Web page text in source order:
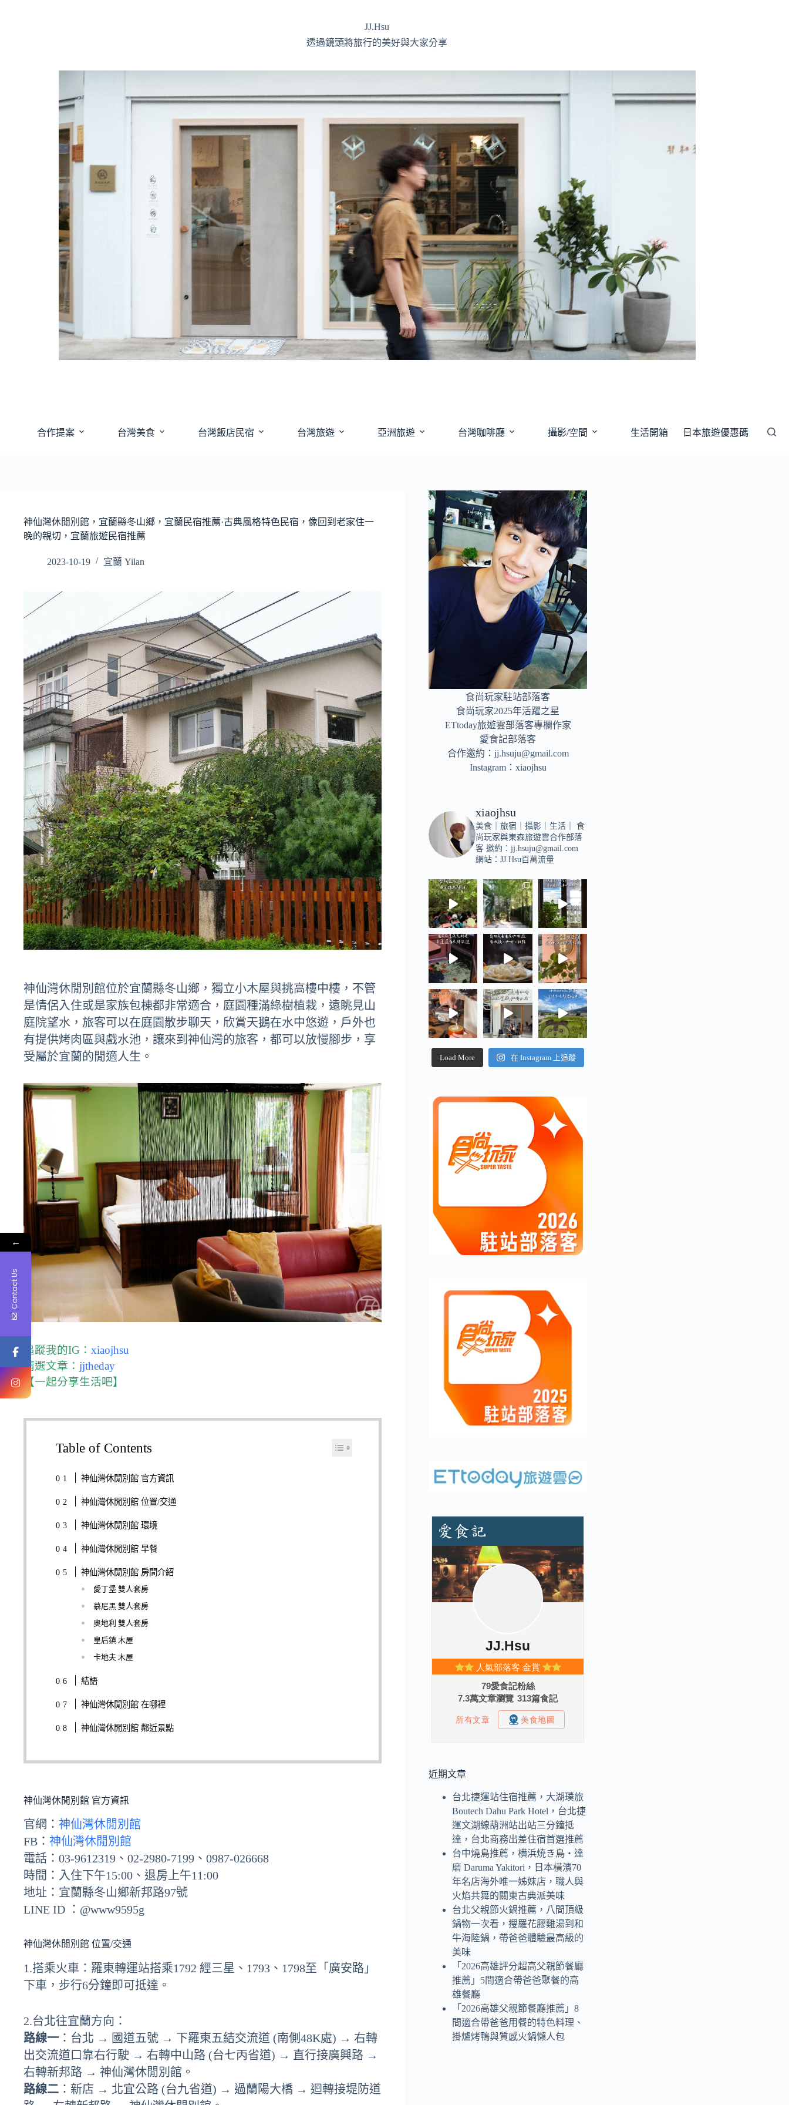
JJ.Hsu
透過鏡頭將旅行的美好與大家分享
合作提案 台灣美食 台灣飯店民宿 台灣旅遊 亞洲旅遊 台灣咖啡廳 攝影/空間 生活開箱 日本旅遊優惠碼
神仙灣休閒別館，宜蘭縣冬山鄉，宜蘭民宿推薦·古典風格特色民宿，像回到老家住一
晚的親切，宜蘭旅遊民宿推薦
2023-10-19 宜蘭 Yilan
神仙灣休閒別館位於宜蘭縣冬山鄉，獨立小木屋與挑高樓中樓，不管
是情侶入住或是家族包棟都非常適合，庭園種滿綠樹植栽，遠眺見山
庭院望水，旅客可以在庭園散步聊天，欣賞天鵝在水中悠遊，戶外也
有提供烤肉區與戲水池，讓來到神仙灣的旅客，都可以放慢腳步，享
受屬於宜蘭的閒適人生。
追蹤我的IG： xiaojhsu
精選文章： jjtheday
【一起分享生活吧】
Table of Contents
神仙灣休閒別館 官方資訊
神仙灣休閒別館 位置/交通
神仙灣休閒別館 環境
神仙灣休閒別館 早餐
神仙灣休閒別館 房間介紹
愛丁堡 雙人套房
慕尼黑 雙人套房
奧地利 雙人套房
皇后鎮 木屋
卡地夫 木屋
結語
神仙灣休閒別館 在哪裡
神仙灣休閒別館 鄰近景點
神仙灣休閒別館 官方資訊
官網： 神仙灣休閒別館
FB： 神仙灣休閒別館
電話：03-9612319、02-2980-7199、0987-026668
時間：入住下午15:00、退房上午11:00
地址：宜蘭縣冬山鄉新邦路97號
LINE ID ：@www9595g
神仙灣休閒別館 位置/交通
1.搭乘火車：羅東轉運站搭乘1792 經三星、1793、1798至「廣安路」
下車，步行6分鐘即可抵達。
2.台北往宜蘭方向：
路線一 ：台北 → 國道五號 → 下羅東五結交流道 (南側48K處) → 右轉
出交流道口靠右行駛 → 右轉中山路 (台七丙省道) → 直行接廣興路 →
右轉新邦路 → 神仙灣休閒別館。
路線二 ：新店 → 北宜公路 (台九省道) → 過蘭陽大橋 → 迴轉接堤防道
食尚玩家駐站部落客
食尚玩家2025年活躍之星
ETtoday旅遊雲部落客專欄作家
愛食記部落客
合作邀約： jj.hsuju@gmail.com
Instagram： xiaojhsu
xiaojhsu
美食｜旅宿｜攝影｜生活｜
食
尚玩家與東森旅遊雲合作部落
客 邀約： jj.hsuju@gmail.com
網站：JJ.Hsu百萬流量
Load More 在 Instagram 上追蹤
近期文章
台北捷運站住宿推薦，大湖璞旅
Boutech Dahu Park Hotel，台北捷
運文湖線葫洲站出站三分鐘抵
達，台北商務出差住宿首選推薦
台中燒鳥推薦，横浜焼き鳥‧達
磨 Daruma Yakitori，日本橫濱70
年名店海外唯一姊妹店，職人與
火焰共舞的關東古典派美味
台北父親節火鍋推薦，八間頂級
鍋物一次看，搜羅花膠雞湯到和
牛海陸鍋，帶爸爸體驗最高級的
美味
「2026高雄評分超高父親節餐廳
推薦」5間適合帶爸爸聚餐的高
雄餐廳
「2026高雄父親節餐廳推薦」8
間適合帶爸爸用餐的特色料理、
掛爐烤鴨與質感火鍋懶人包
←
Contact Us